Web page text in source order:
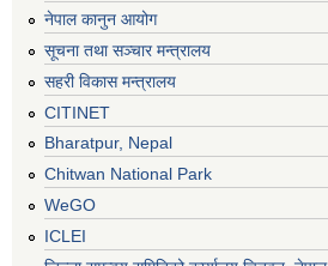
नेपाल कानुन आयोग
सूचना तथा सञ्चार मन्त्रालय
सहरी विकास मन्त्रालय
CITINET
Bharatpur, Nepal
Chitwan National Park
WeGO
ICLEI